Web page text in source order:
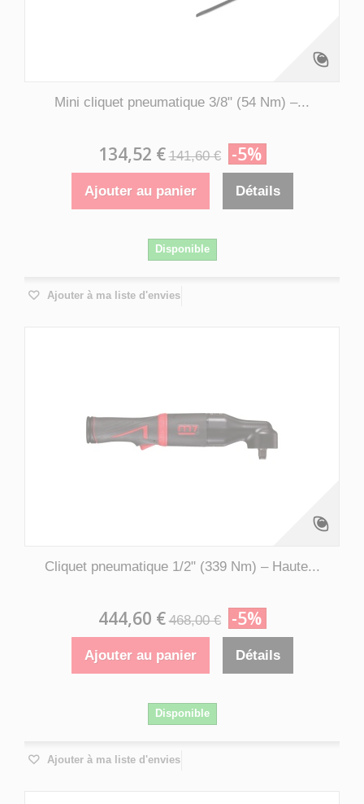
Mini cliquet pneumatique 3/8" (54 Nm) –...
134,52 € 141,60 € -5%
Ajouter au panier Détails
Disponible
Ajouter à ma liste d'envies
Cliquet pneumatique 1/2" (339 Nm) – Haute...
444,60 € 468,00 € -5%
Ajouter au panier Détails
Disponible
Ajouter à ma liste d'envies